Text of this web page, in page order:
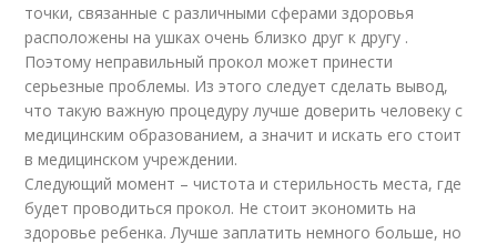
точки, связанные с различными сферами здоровья
расположены на ушках очень близко друг к другу .
Поэтому неправильный прокол может принести
серьезные проблемы. Из этого следует сделать вывод,
что такую важную процедуру лучше доверить человеку с
медицинским образованием, а значит и искать его стоит
в медицинском учреждении.
Следующий момент – чистота и стерильность места, где
будет проводиться прокол. Не стоит экономить на
здоровье ребенка. Лучше заплатить немного больше, но